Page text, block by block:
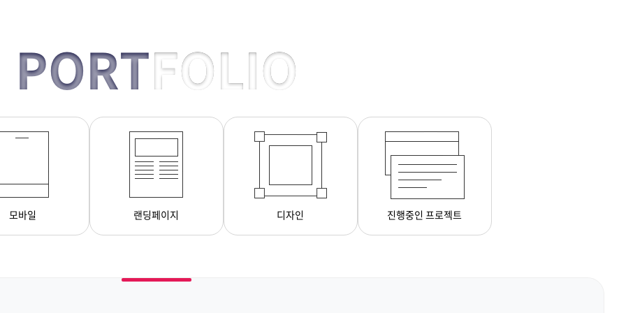
PORTFOLIO
모바일 랜딩페이지 디자인 진행중인 프로젝트